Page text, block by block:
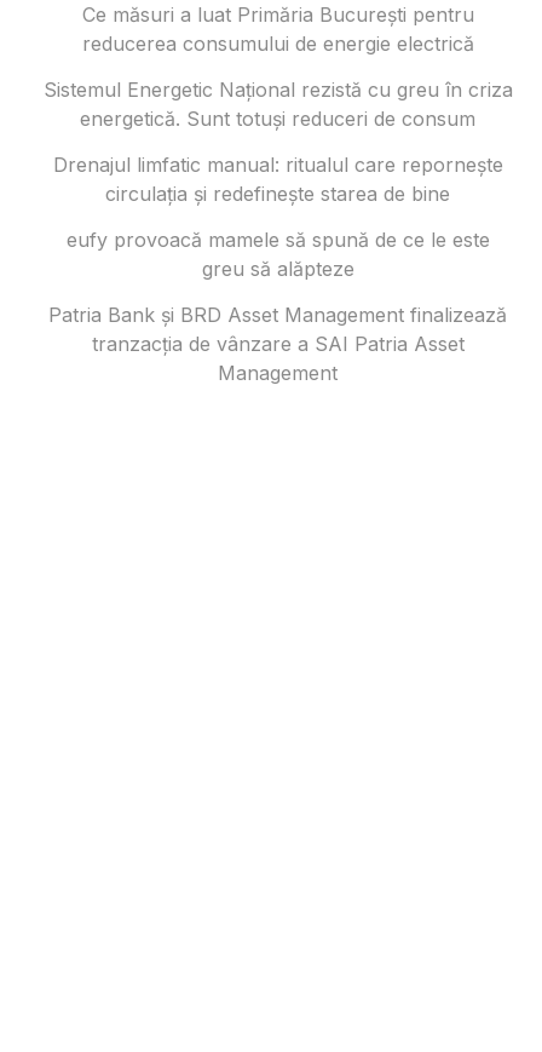
Ce măsuri a luat Primăria București pentru
reducerea consumului de energie electrică
Sistemul Energetic Național rezistă cu greu în criza
energetică. Sunt totuși reduceri de consum
Drenajul limfatic manual: ritualul care repornește
circulația și redefinește starea de bine
eufy provoacă mamele să spună de ce le este
greu să alăpteze
Patria Bank și BRD Asset Management finalizează
tranzacția de vânzare a SAI Patria Asset
Management